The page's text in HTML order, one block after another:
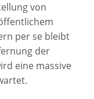
von
per se bleibt
der
eine massive